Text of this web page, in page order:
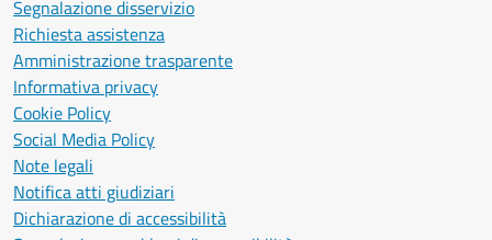
Segnalazione disservizio
Richiesta assistenza
Amministrazione trasparente
Informativa privacy
Cookie Policy
Social Media Policy
Note legali
Notifica atti giudiziari
Dichiarazione di accessibilità